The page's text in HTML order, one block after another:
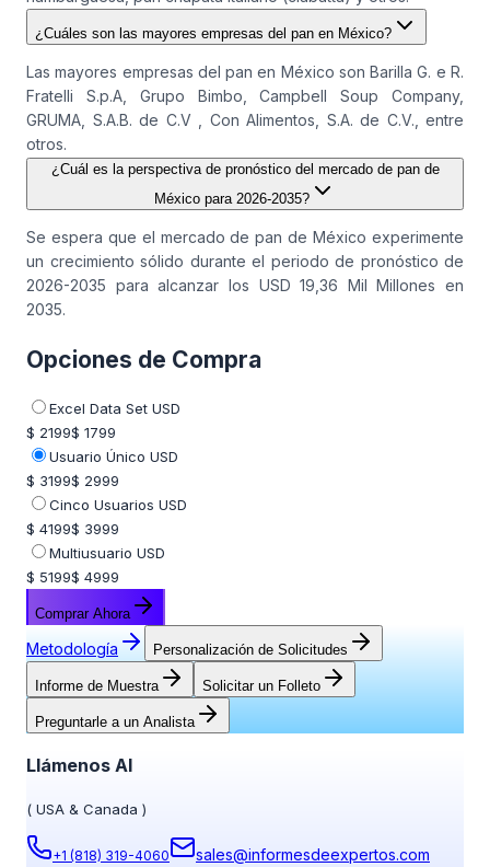
¿Cuáles son las mayores empresas del pan en México?
Las mayores empresas del pan en México son Barilla G. e R.
Fratelli S.p.A, Grupo Bimbo, Campbell Soup Company,
GRUMA, S.A.B. de C.V , Con Alimentos, S.A. de C.V., entre
otros.
¿Cuál es la perspectiva de pronóstico del mercado de pan de
México para 2026-2035?
Se espera que el mercado de pan de México experimente
un crecimiento sólido durante el periodo de pronóstico de
2026-2035 para alcanzar los USD 19,36 Mil Millones en
2035.
Opciones de Compra
Excel Data Set USD
$ 2199$ 1799
Usuario Único USD
$ 3199$ 2999
Cinco Usuarios USD
$ 4199$ 3999
Multiusuario USD
$ 5199$ 4999
Comprar Ahora
Metodología Personalización de Solicitudes
Informe de Muestra Solicitar un Folleto
Preguntarle a un Analista
Llámenos Al
( USA & Canada )
+1 (818) 319-4060 sales@informesdeexpertos.com